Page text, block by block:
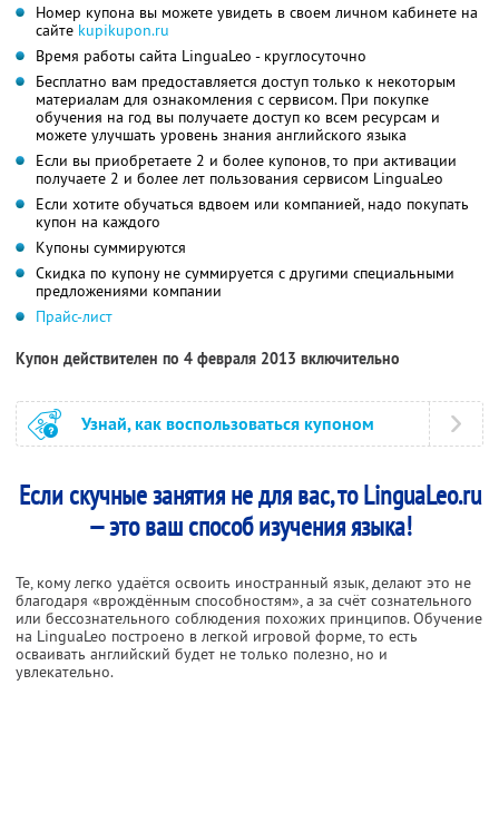
Номер купона вы можете увидеть в своем личном кабинете на
сайте kupikupon.ru
Время работы сайта LinguaLeo - круглосуточно
Бесплатно вам предоставляется доступ только к некоторым
материалам для ознакомления с сервисом. При покупке
обучения на год вы получаете доступ ко всем ресурсам и
можете улучшать уровень знания английского языка
Если вы приобретаете 2 и более купонов, то при активации
получаете 2 и более лет пользования сервисом LinguaLeo
Если хотите обучаться вдвоем или компанией, надо покупать
купон на каждого
Купоны суммируются
Скидка по купону не суммируется с другими специальными
предложениями компании
Прайс-лист
Купон действителен по 4 февраля 2013 включительно
Узнай, как воспользоваться купоном
Если скучные занятия не для вас, то LinguaLeo.ru
— это ваш способ изучения языка!
Те, кому легко удаётся освоить иностранный язык, делают это не
благодаря «врождённым способностям», а за счёт сознательного
или бессознательного соблюдения похожих принципов. Обучение
на LinguaLeo построено в легкой игровой форме, то есть
осваивать английский будет не только полезно, но и
увлекательно.